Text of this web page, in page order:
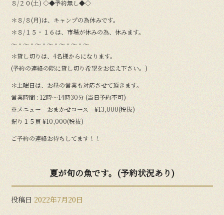
８/２０(土) ◇◆予約無し◆◇
＊８/８(月)は、キャンプの為休みです。
＊８/１５・１６は、市場が休みの為、休みます。
〜・〜・〜・〜・〜・〜・〜
＊貸し切りは、4名様からになります。
(予約の連絡の際に貸し切り希望をお伝え下さい。)
＊土曜日は、お昼の営業も対応させて頂きます。
営業時間 : 12時〜14時30分 (当日予約不可)
※メニュー おまかせコース ¥13,000(税抜)
握り１５貫 ¥10,000(税抜)
ご予約の連絡お待ちしてます！！
夏が旬の魚です。(予約状況あり)
投稿日 2022年7月20日